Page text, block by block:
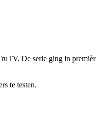
De serie ging in
te testen.